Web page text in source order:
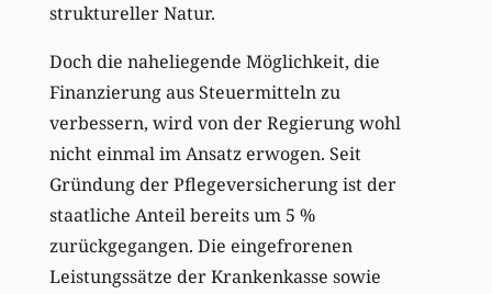
struktureller Natur.
Doch die naheliegende Möglichkeit, die
Finanzierung aus Steuermitteln zu
verbessern, wird von der Regierung wohl
nicht einmal im Ansatz erwogen. Seit
Gründung der Pflegeversicherung ist der
staatliche Anteil bereits um 5 %
zurückgegangen. Die eingefrorenen
Leistungssätze der Krankenkasse sowie